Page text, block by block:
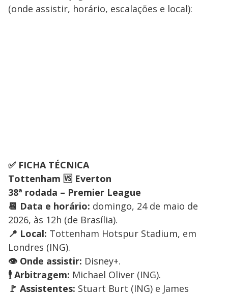
(onde assistir, horário, escalações e local):
✅ FICHA TÉCNICA
Tottenham 🆚 Everton
38ª rodada – Premier League
📆 Data e horário: domingo, 24 de maio de
2026, às 12h (de Brasília).
📍 Local: Tottenham Hotspur Stadium, em
Londres (ING).
👁️ Onde assistir: Disney+.
🕴️ Arbitragem: Michael Oliver (ING).
🚩 Assistentes: Stuart Burt (ING) e James